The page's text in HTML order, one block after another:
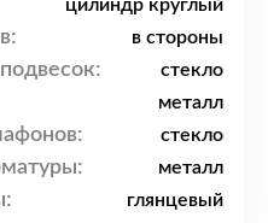
цилиндр круглый
в стороны
стекло
металл
стекло
металл
глянцевый